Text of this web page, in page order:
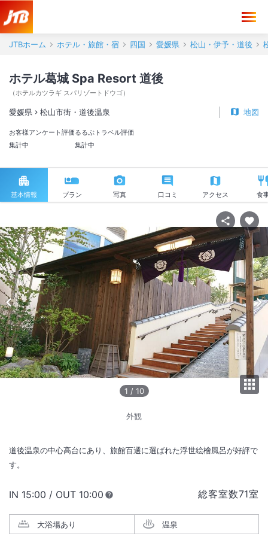
JTBホーム ホテル・旅館・宿 四国 愛媛県 松山・伊予・道後
ホテル葛城 Spa Resort 道後
（ホテルカツラギ スパリゾートドウゴ）
愛媛県 松山市街・道後温泉 地図
お客様アンケート評価
集計中
るるぶトラベル評価
集計中
基本情報 プラン 写真 口コミ アクセス 食
1 / 10
外観
道後温泉の中心高台にあり、旅館百選に選ばれた浮世絵檜風呂が好評で
す。
総客室数71室
IN チェックイン
15:00 / OUT チェックアウト
10:00
大浴場あり
温泉